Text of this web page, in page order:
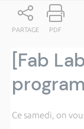
PARTAGE PDF
[Fab
Ce samedi, on